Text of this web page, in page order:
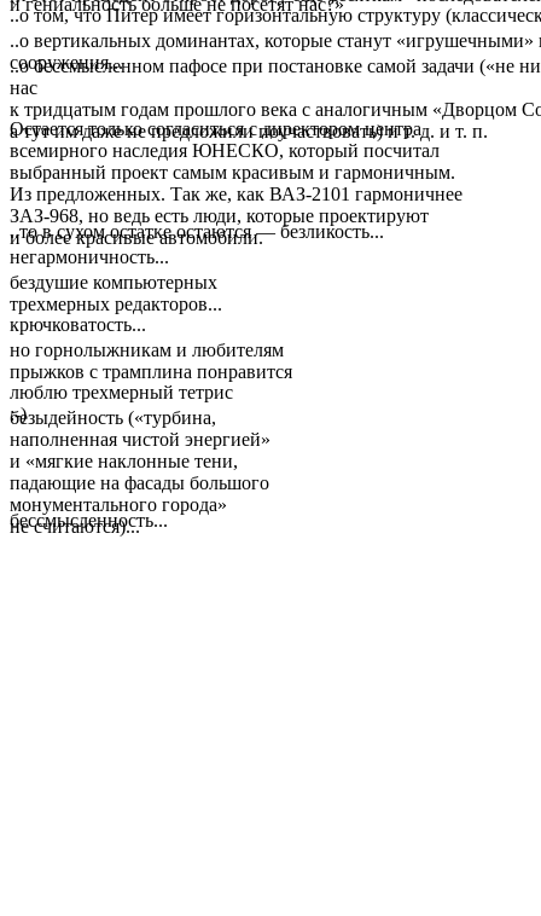
и гениальность больше не посетят нас?»
..о том, что Питер имеет горизонтальную структуру
..о вертикальных доминантах, которые станут
сооружения...
..о бессмысленном пафосе при постановке самой задачи («не
нас
к тридцатым годам прошлого века с аналогичным «Дворцом
а тут им даже не предложили поучаствовать) и т. д. и т. п.
Остается только согласиться с директором центра
всемирного наследия ЮНЕСКО, который посчитал
выбранный проект самым красивым и гармоничным.
Из предложенных. Так же, как ВАЗ-2101 гармоничнее
ЗАЗ-968, но ведь есть люди, которые проектируют
и более красивые автомобили.
..то в сухом остатке остаются — безликость...
негармоничность...
бездушие компьютерных
трехмерных редакторов...
крючковатость...
но горнолыжникам и любителям
прыжков с трамплина понравится
люблю трехмерный тетрис
:-)
безыдейность («турбина,
наполненная чистой энергией»
и «мягкие наклонные тени,
падающие на фасады большого
монументального города»
не считаются)...
бессмысленность...